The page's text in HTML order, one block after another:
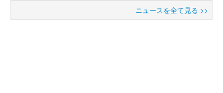
ニュースを全て見る >>